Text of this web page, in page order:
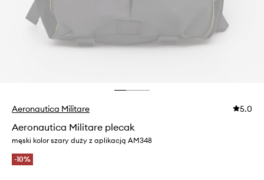
Aeronautica Militare 5.0
Aeronautica Militare plecak
męski kolor szary duży z aplikacją AM348
-10%